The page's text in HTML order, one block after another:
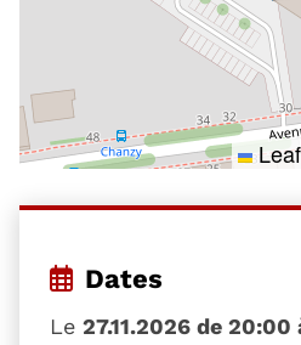
Dates
Le 27.11.2026 de 20:00